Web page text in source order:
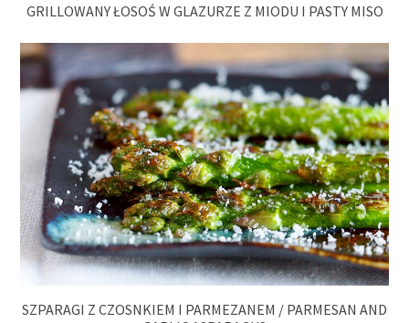
GRILLOWANY ŁOSOŚ W GLAZURZE Z MIODU I PASTY MISO
SZPARAGI Z CZOSNKIEM I PARMEZANEM / PARMESAN AND